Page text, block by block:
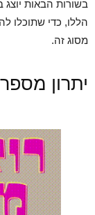
בשורות הבאות
הללו, כדי שתוכלו
מסוג זה.
יתרון מספר 1 – ניתן לביצוע מידי